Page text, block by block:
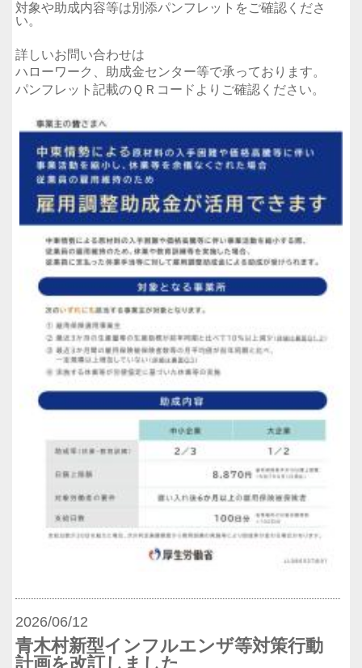
対象や助成内容等は別添パンフレットをご確認くださ
い。
詳しいお問い合わせは
ハローワーク、助成金センター等で承っております。
パンフレット記載のＱＲコードよりご確認ください。
2026/06/12
青木村新型インフルエンザ等対策行動
計画を改訂しました